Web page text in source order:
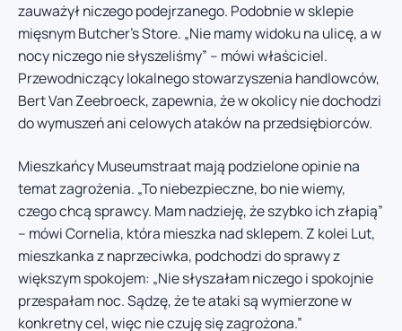
zauważył niczego podejrzanego. Podobnie w sklepie
mięsnym Butcher’s Store. „Nie mamy widoku na ulicę, a w
nocy niczego nie słyszeliśmy” – mówi właściciel.
Przewodniczący lokalnego stowarzyszenia handlowców,
Bert Van Zeebroeck, zapewnia, że w okolicy nie dochodzi
do wymuszeń ani celowych ataków na przedsiębiorców.
Mieszkańcy Museumstraat mają podzielone opinie na
temat zagrożenia. „To niebezpieczne, bo nie wiemy,
czego chcą sprawcy. Mam nadzieję, że szybko ich złapią”
– mówi Cornelia, która mieszka nad sklepem. Z kolei Lut,
mieszkanka z naprzeciwka, podchodzi do sprawy z
większym spokojem: „Nie słyszałam niczego i spokojnie
przespałam noc. Sądzę, że te ataki są wymierzone w
konkretny cel, więc nie czuję się zagrożona.”